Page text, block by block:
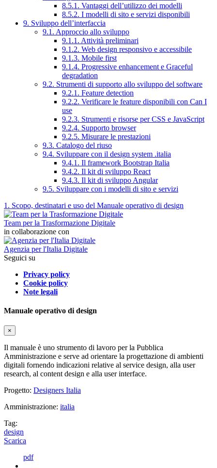
8.5.1. Vantaggi dell’utilizzo dei modelli
8.5.2. I modelli di sito e servizi disponibili
9. Sviluppo dell’interfaccia
9.1. Approccio allo sviluppo
9.1.1. Attività preliminari
9.1.2. Web design responsivo e accessibile
9.1.3. Mobile first
9.1.4. Progressive enhancement e Graceful
degradation
9.2. Strumenti di supporto allo sviluppo del software
9.2.1. Feature detection
9.2.2. Verificare le feature disponibili con Can I
use
9.2.3. Strumenti e risorse per CSS e JavaScript
9.2.4. Supporto browser
9.2.5. Misurare le prestazioni
9.3. Catalogo del riuso
9.4. Sviluppare con il design system .italia
9.4.1. Il framework Bootstrap Italia
9.4.2. Il kit di sviluppo React
9.4.3. Il kit di sviluppo Angular
9.5. Sviluppare con i modelli di sito e servizi
1. Scopo, destinatari e uso del Manuale operativo di design
Team per la Trasformazione Digitale
in collaborazione con
Agenzia per l'Italia Digitale
Seguici su
Privacy policy
Cookie policy
Note legali
Manuale operativo di design
×
Il manuale è uno strumento di lavoro per la Pubblica
Amministrazione e serve ad orientare la progettazione di ambienti
digitali fornendo indicazioni relative al service design, alla user
research, al content design e alla user interface.
Progetto: Designers Italia
Amministrazione: italia
Tag:
design
Scarica
pdf